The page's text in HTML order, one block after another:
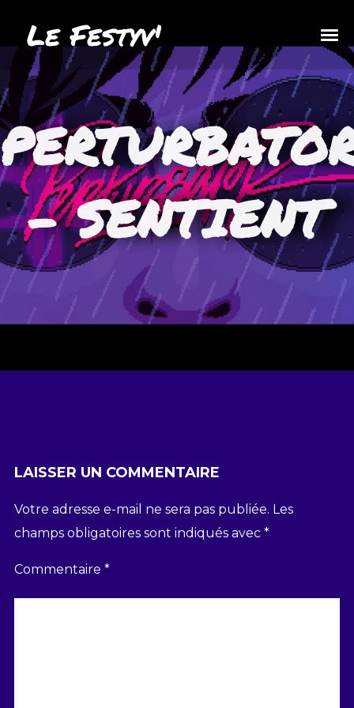
Le Festyv'
– SENTIENT
LAISSER UN COMMENTAIRE
Votre adresse e-mail ne sera pas publiée. Les
champs obligatoires sont indiqués avec *
Commentaire *